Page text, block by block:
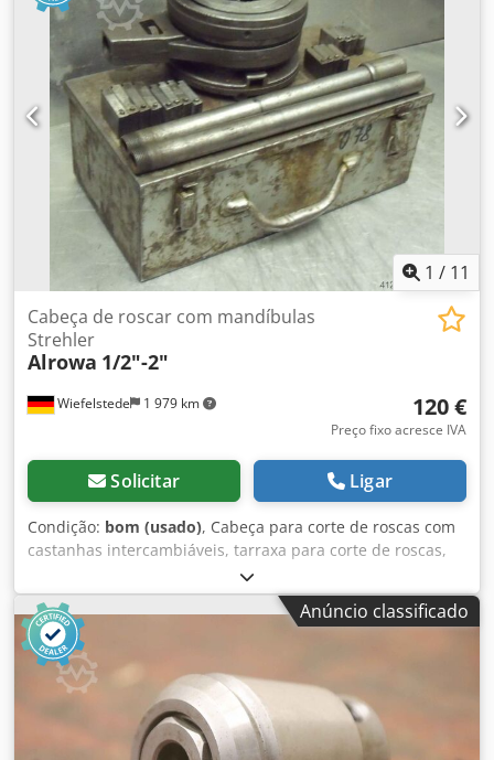
1 / 11
Wiefelstede 1 979 km
Cabeça de roscar com mandíbulas
Strehler
Alrowa 1/2"-2"
120 €
Preço fixo acresce IVA
Solicitar Ligar
Condição: bom (usado), Cabeça para corte de roscas com
castanhas intercambiáveis, tarraxa para corte de roscas,
máquina de corte de roscas, corte de roscas em tubos
Dcodpfeb A Rdiox Alfek -Castanhas de reposição: 4 -Rosca
em polegadas: 1/2"-2" polegadas -Caixa de transporte -
Peso: 16 kg
Anúncio classificado